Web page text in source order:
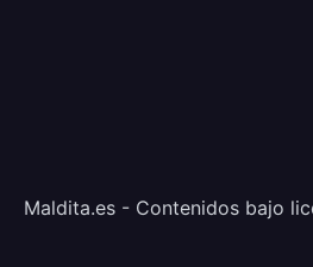
Maldita.es - Contenidos bajo